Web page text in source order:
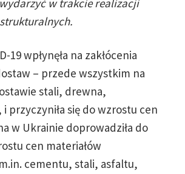
w trakcie realizacji
19 wpłynęła na zakłócenia
– przede wszystkim na
stali, drewna,
przyczyniła się do wzrostu cen
w Ukrainie doprowadziła do
cen materiałów
cementu, stali, asfaltu,